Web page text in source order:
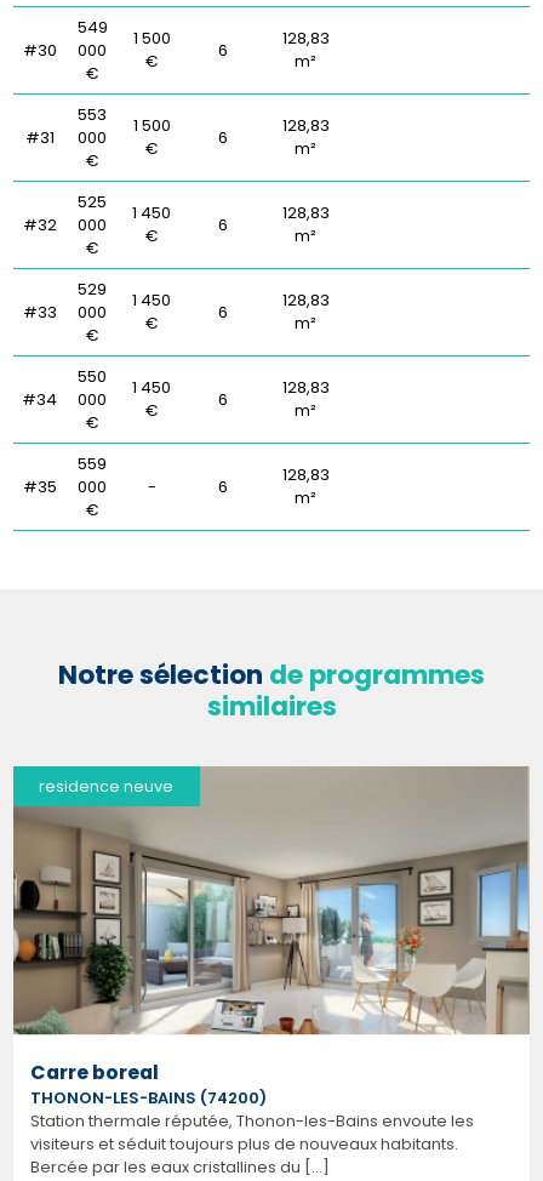
#30
549
000
€
1 500
€
6
128,83
m²
#31
553
000
€
1 500
€
6
128,83
m²
#32
525
000
€
1 450
€
6
128,83
m²
#33
529
000
€
1 450
€
6
128,83
m²
#34
550
000
€
1 450
€
6
128,83
m²
#35
559
000
€
- 6
128,83
m²
Notre sélection de programmes
similaires
residence neuve
Carre boreal
THONON-LES-BAINS (74200)
Station thermale réputée, Thonon-les-Bains envoute les
visiteurs et séduit toujours plus de nouveaux habitants.
Bercée par les eaux cristallines du [...]